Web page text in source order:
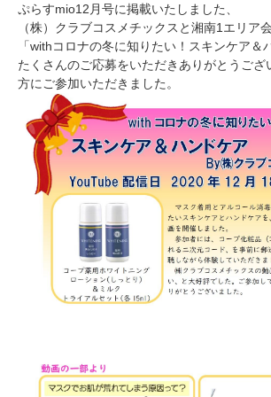
ぷらすmio12月号に掲載いたしました、
（株）クラブコスメチックスと湘南1エリア
「withコロナの冬に知りたい！スキンケア＆
たくさんのご応募をいただきありがとうござ
方にご参加いただきました。